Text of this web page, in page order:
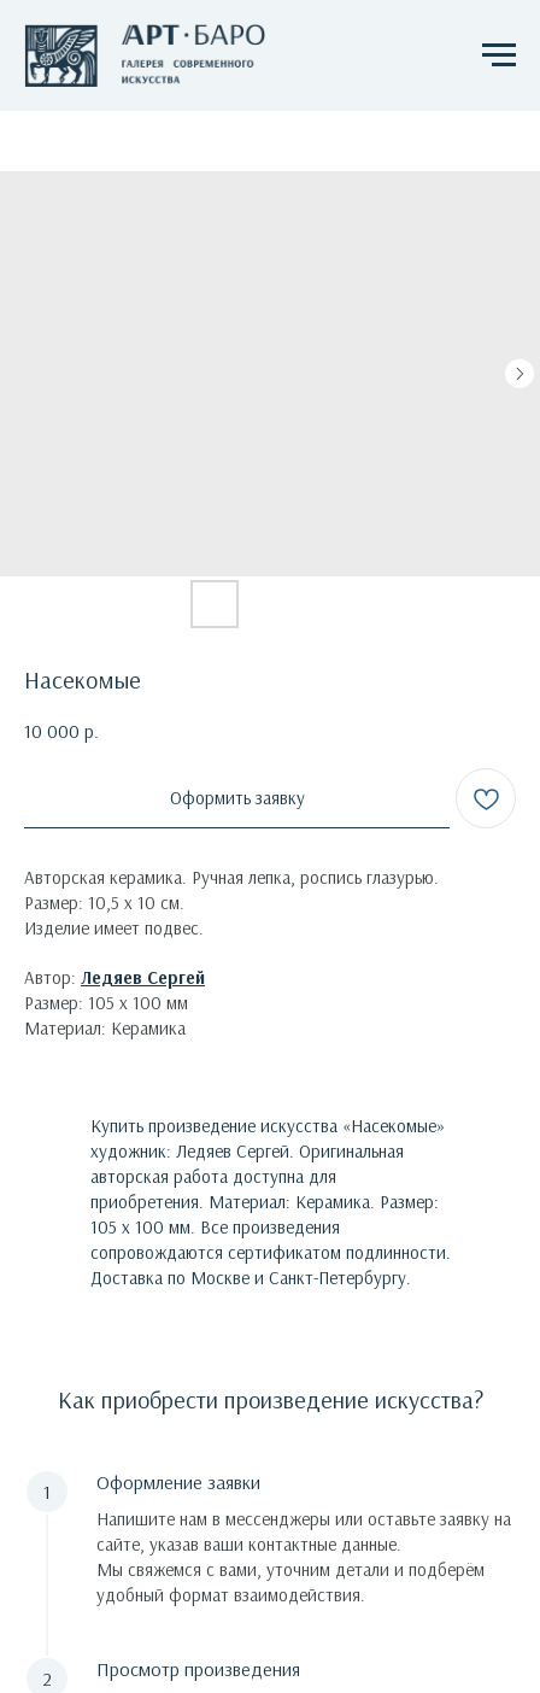
Насекомые
10 000 р.
Оформить заявку
Авторская керамика. Ручная лепка, роспись глазурью.
Размер: 10,5 х 10 см.
Изделие имеет подвес.
Автор: Ледяев Сергей
Размер: 105 х 100 мм
Материал: Керамика
Купить произведение искусства «Насекомые»
художник: Ледяев Сергей. Оригинальная
авторская работа доступна для
приобретения. Материал: Керамика. Размер:
105 х 100 мм. Все произведения
сопровождаются сертификатом подлинности.
Доставка по Москве и Санкт-Петербургу.
Как приобрести произведение искусства?
Оформление заявки
Напишите нам в мессенджеры или оставьте заявку на
сайте, указав ваши контактные данные.
Мы свяжемся с вами, уточним детали и подберём
удобный формат взаимодействия.
Просмотр произведения